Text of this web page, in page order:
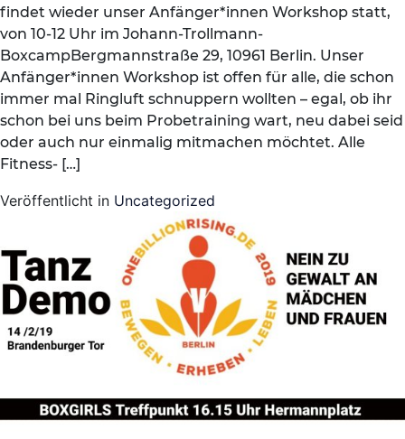
findet wieder unser Anfänger*innen Workshop statt,
von 10-12 Uhr im Johann-Trollmann-
BoxcampBergmannstraße 29, 10961 Berlin. Unser
Anfänger*innen Workshop ist offen für alle, die schon
immer mal Ringluft schnuppern wollten – egal, ob ihr
schon bei uns beim Probetraining wart, neu dabei seid
oder auch nur einmalig mitmachen möchtet. Alle
Fitness- […]
Veröffentlicht in Uncategorized